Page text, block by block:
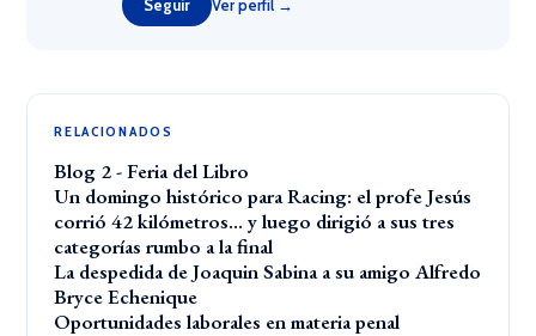
Seguir Ver perfil →
RELACIONADOS
Blog 2 - Feria del Libro
Un domingo histórico para Racing: el profe Jesús
corrió 42 kilómetros… y luego dirigió a sus tres
categorías rumbo a la final
La despedida de Joaquin Sabina a su amigo Alfredo
Bryce Echenique
Oportunidades laborales en materia penal